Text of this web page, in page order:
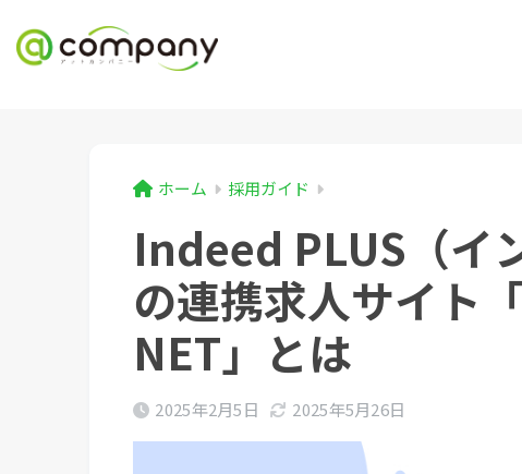
ホーム 採用ガイド
Indeed PLUS（イ
の連携求人サイト
NET」とは
2025年2月5日 2025年5月26日